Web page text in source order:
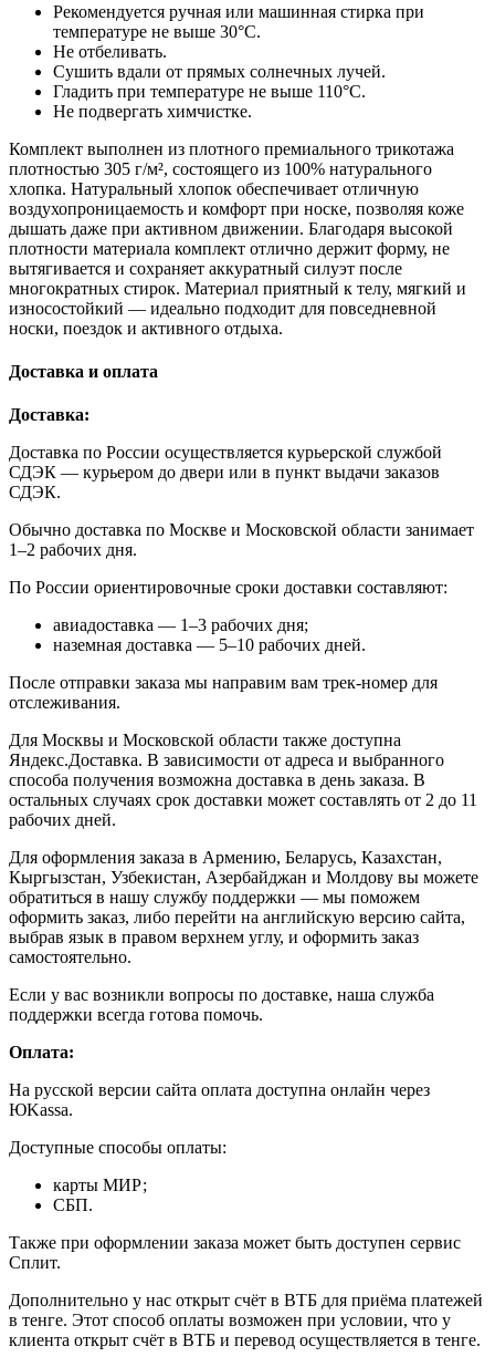
Рекомендуется ручная или машинная стирка при
температуре не выше 30°C.
Не отбеливать.
Сушить вдали от прямых солнечных лучей.
Гладить при температуре не выше 110°C.
Не подвергать химчистке.
Комплект выполнен из плотного премиального трикотажа
плотностью 305 г/м², состоящего из 100% натурального
хлопка. Натуральный хлопок обеспечивает отличную
воздухопроницаемость и комфорт при носке, позволяя коже
дышать даже при активном движении. Благодаря высокой
плотности материала комплект отлично держит форму, не
вытягивается и сохраняет аккуратный силуэт после
многократных стирок. Материал приятный к телу, мягкий и
износостойкий — идеально подходит для повседневной
носки, поездок и активного отдыха.
Доставка и оплата
Доставка:
Доставка по России осуществляется курьерской службой
СДЭК — курьером до двери или в пункт выдачи заказов
СДЭК.
Обычно доставка по Москве и Московской области занимает
1–2 рабочих дня.
По России ориентировочные сроки доставки составляют:
авиадоставка — 1–3 рабочих дня;
наземная доставка — 5–10 рабочих дней.
После отправки заказа мы направим вам трек-номер для
отслеживания.
Для Москвы и Московской области также доступна
Яндекс.Доставка. В зависимости от адреса и выбранного
способа получения возможна доставка в день заказа. В
остальных случаях срок доставки может составлять от 2 до 11
рабочих дней.
Для оформления заказа в Армению, Беларусь, Казахстан,
Кыргызстан, Узбекистан, Азербайджан и Молдову вы можете
обратиться в нашу службу поддержки — мы поможем
оформить заказ, либо перейти на английскую версию сайта,
выбрав язык в правом верхнем углу, и оформить заказ
самостоятельно.
Если у вас возникли вопросы по доставке, наша служба
поддержки всегда готова помочь.
Оплата:
На русской версии сайта оплата доступна онлайн через
ЮKassa.
Доступные способы оплаты:
карты МИР;
СБП.
Также при оформлении заказа может быть доступен сервис
Сплит.
Дополнительно у нас открыт счёт в ВТБ для приёма платежей
в тенге. Этот способ оплаты возможен при условии, что у
клиента открыт счёт в ВТБ и перевод осуществляется в тенге.